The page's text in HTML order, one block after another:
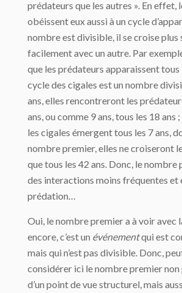
prédateurs que les autres ». En effet,
obéissent eux aussi à un cycle
nombre est divisible, il se croise plus
facilement avec un autre. Par
que les prédateurs apparaissent tous
cycle des cigales est un nombre
ans, elles rencontreront les
ans, ou comme 9 ans, tous les 18 ans
les cigales émergent tous les 7 ans,
nombre premier, elles ne croiseront
que tous les 42 ans. Donc, le
des interactions moins fréquentes et
prédation…
Oui, le nombre premier a à voir avec
encore, c’est un événementqui est
mais qui n’est pas divisible. Donc,
considérer ici le nombre premier non
d’un point de vue structurel, mais